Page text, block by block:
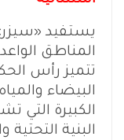
يستفيد
المناطق
تتميز رأس
البيضاء
الكبيرة
البنية